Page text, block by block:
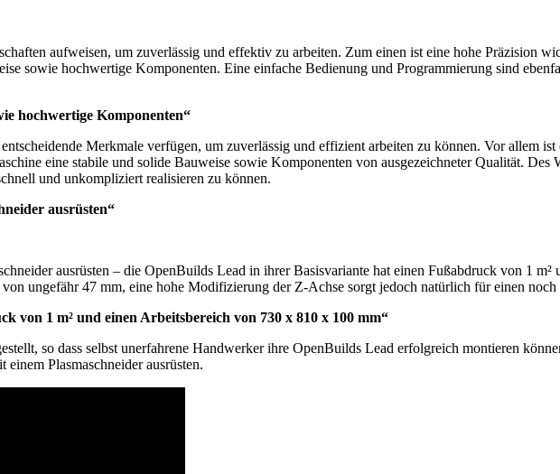
aufweisen, um zuverlässig und effektiv zu arbeiten. Zum einen ist eine hohe Präzision
sowie hochwertige Komponenten. Eine einfache Bedienung und Programmierung sind
hochwertige Komponenten“
Merkmale verfügen, um zuverlässig und effizient arbeiten zu können. Vor allem
eine stabile und solide Bauweise sowie Komponenten von ausgezeichneter Qualität. Des
und unkompliziert realisieren zu können.
ausrüsten“
ausrüsten – die OpenBuilds Lead in ihrer Basisvariante hat einen Fußabdruck von 1
ungefähr 47 mm, eine hohe Modifizierung der Z-Achse sorgt jedoch natürlich für einen noch
von 1 m² und einen Arbeitsbereich von 730 x 810 x 100 mm“
so dass selbst unerfahrene Handwerker ihre OpenBuilds Lead erfolgreich montieren
Plasmaschneider ausrüsten.